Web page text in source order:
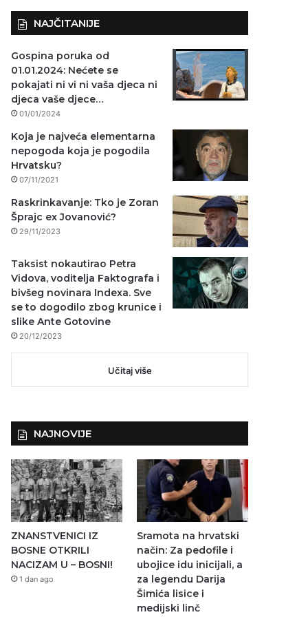
NAJČITANIJE
Gospina poruka od
01.01.2024: Nećete se
pokajati ni vi ni vaša djeca ni
djeca vaše djece…
01/01/2024
Koja je najveća elementarna
nepogoda koja je pogodila
Hrvatsku?
07/11/2021
Raskrinkavanje: Tko je Zoran
Šprajc ex Jovanović?
29/11/2023
Taksist nokautirao Petra
Vidova, voditelja Faktografa i
bivšeg novinara Indexa. Sve
se to dogodilo zbog krunice i
slike Ante Gotovine
20/12/2023
Učitaj više
NAJNOVIJE
ZNANSTVENICI IZ
BOSNE OTKRILI
NACIZAM U – BOSNI!
1 dan ago
Sramota na hrvatski
način: Za pedofile i
ubojice idu inicijali, a
za legendu Darija
Šimića lisice i
medijski linč